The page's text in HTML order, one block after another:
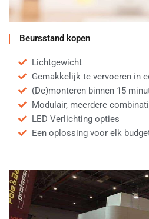
Beursstand kopen
Lichtgewicht
Gemakkelijk te vervoeren in
(De)monteren binnen 15
Modulair, meerdere
LED Verlichting opties
Een oplossing voor elk